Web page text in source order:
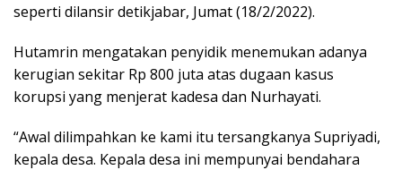
seperti dilansir detikjabar, Jumat (18/2/2022).
Hutamrin mengatakan penyidik menemukan adanya
kerugian sekitar Rp 800 juta atas dugaan kasus
korupsi yang menjerat kadesa dan Nurhayati.
“Awal dilimpahkan ke kami itu tersangkanya Supriyadi,
kepala desa. Kepala desa ini mempunyai bendahara